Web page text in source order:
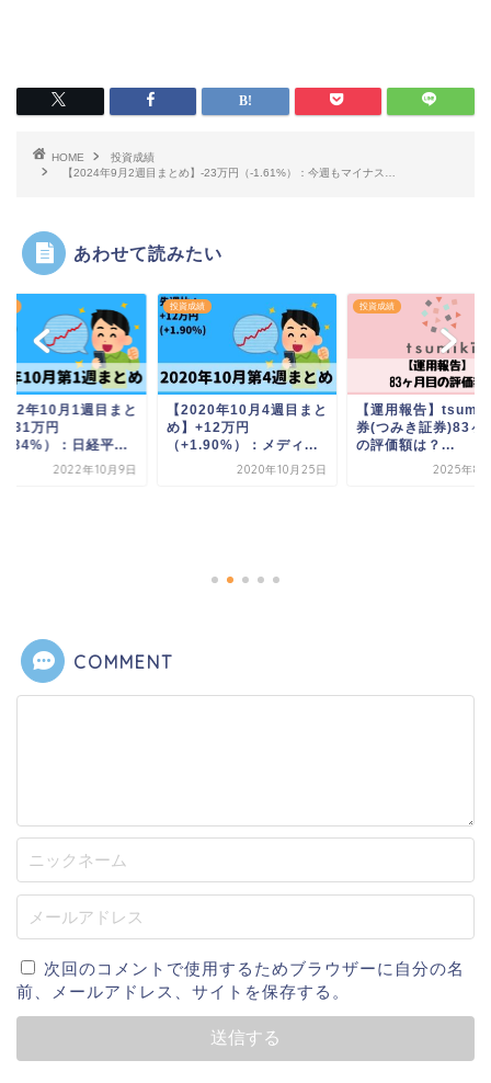
HOME
投資成績
【2024年9月2週目まとめ】-23万円（-1.61%）：今週もマイナス…
あわせて読みたい
年10月1週目まと
万円
）：日経平...
2022年10月9日
投資成績
【2020年10月4週目まと
め】+12万円
（+1.90%）：メディ...
2020年10月25日
投資成績
【運用報告】tsumiki
券(つみき証券)83ヶ
の評価額は？...
2025年8月
COMMENT
次回のコメントで使用するためブラウザーに自分の名
前、メールアドレス、サイトを保存する。